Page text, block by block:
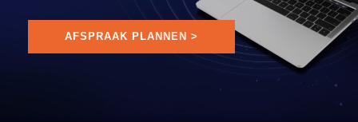
AFSPRAAK PLANNEN >